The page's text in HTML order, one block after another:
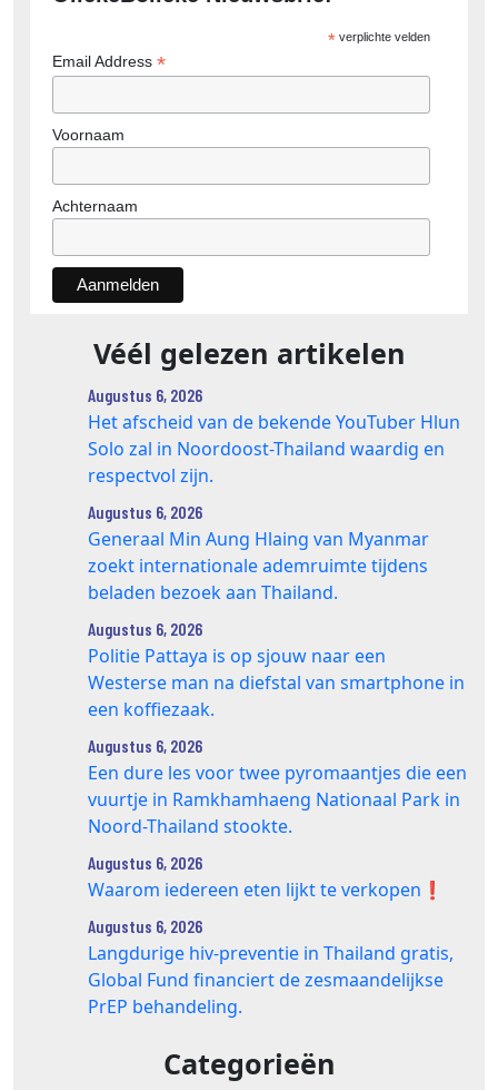
*verplichte velden
Email Address *
Voornaam
Achternaam
Véél gelezen artikelen
Augustus 6, 2026
Het afscheid van de bekende YouTuber Hlun
Solo zal in Noordoost-Thailand waardig en
respectvol zijn.
Augustus 6, 2026
Generaal Min Aung Hlaing van Myanmar
zoekt internationale ademruimte tijdens
beladen bezoek aan Thailand.
Augustus 6, 2026
Politie Pattaya is op sjouw naar een
Westerse man na diefstal van smartphone in
een koffiezaak.
Augustus 6, 2026
Een dure les voor twee pyromaantjes die een
vuurtje in Ramkhamhaeng Nationaal Park in
Noord-Thailand stookte.
Augustus 6, 2026
Waarom iedereen eten lijkt te verkopen❗️
Augustus 6, 2026
Langdurige hiv-preventie in Thailand gratis,
Global Fund financiert de zesmaandelijkse
PrEP behandeling.
Categorieën